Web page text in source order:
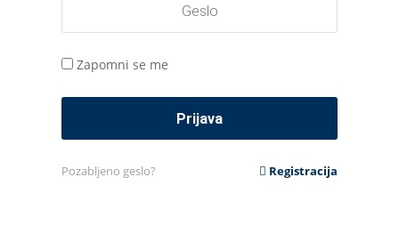
Zapomni se me
Pozabljeno geslo? Registracija